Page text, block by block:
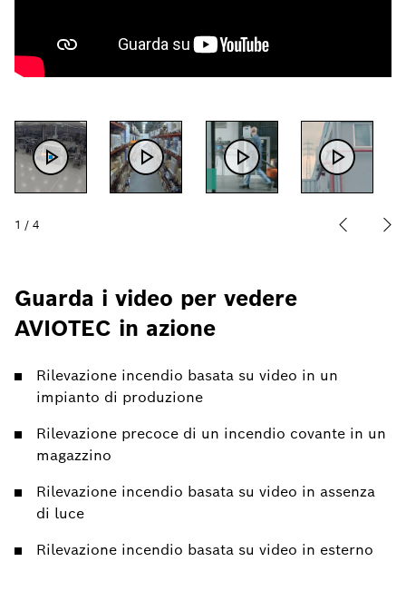
1 / 4
Guarda i video per vedere
AVIOTEC in azione
Rilevazione incendio basata su video in un
impianto di produzione
Rilevazione precoce di un incendio covante in un
magazzino
Rilevazione incendio basata su video in assenza
di luce
Rilevazione incendio basata su video in esterno